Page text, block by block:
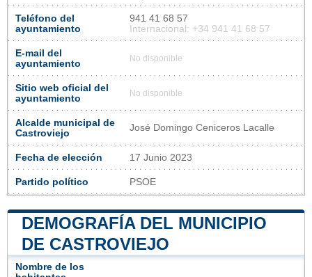
Teléfono del
ayuntamiento
941 41 68 57
Internacional: +34 941 41 68 57
E-mail del
ayuntamiento
No disponible
Sitio web oficial del
ayuntamiento
No disponible
Alcalde municipal de
Castroviejo
José Domingo Ceniceros Lacalle
Fecha de elección 17 Junio 2023
Partido político PSOE
DEMOGRAFÍA DEL MUNICIPIO
DE CASTROVIEJO
Nombre de los